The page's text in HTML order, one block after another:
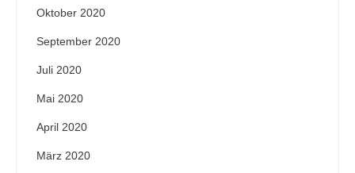
Oktober 2020
September 2020
Juli 2020
Mai 2020
April 2020
März 2020